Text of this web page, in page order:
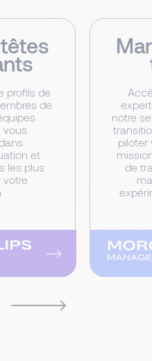
profils de
de
vous
et
les plus
votre
notre
piloter
de